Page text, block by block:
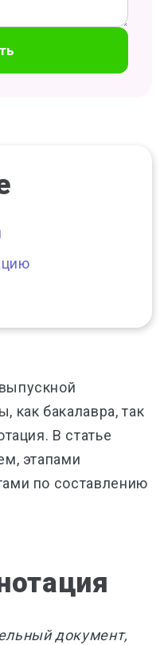
как бакалавра, так
В статье
этапами
по составлению
документ,